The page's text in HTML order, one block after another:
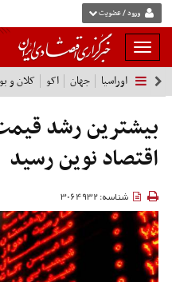
ورود / عضویت
بار
و
بسته
نمودن
فهرست
اوراسیا جهان اکو کلان و
بیشترین رشد
اقتصاد نوین رسید
شناسه: 3064932